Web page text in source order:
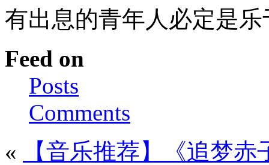
有出息的青年人必定是
Feed on
Posts
Comments
«
【音乐推荐】《追梦赤